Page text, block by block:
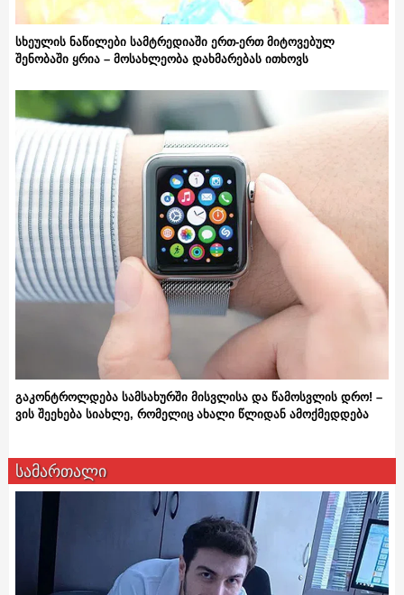
სხეულის ნაწილები სამტრედიაში ერთ-ერთ მიტოვებულ
შენობაში ყრია – მოსახლეობა დახმარებას ითხოვს
გაკონტროლდება სამსახურში მისვლისა და წამოსვლის დრო! –
ვის შეეხება სიახლე, რომელიც ახალი წლიდან ამოქმედდება
სამართალი